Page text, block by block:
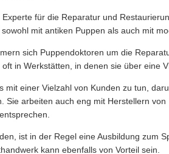
für die Reparatur und
mit antiken Puppen als auch mit
sich Puppendoktoren um die
in Werkstätten, in denen sie über eine
mit einer Vielzahl von Kunden zu tun,
Sie arbeiten auch eng mit Herstellern
ist in der Regel eine Ausbildung zum
kann ebenfalls von Vorteil sein.